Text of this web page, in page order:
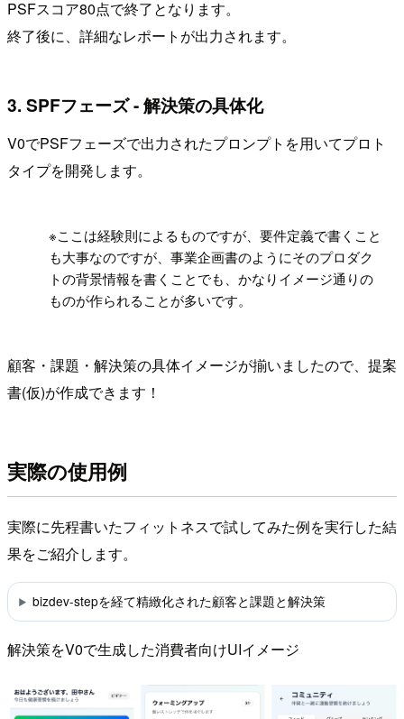
PSFスコア80点で終了となります。
終了後に、詳細なレポートが出力されます。
3. SPFフェーズ - 解決策の具体化
V0でPSFフェーズで出力されたプロンプトを用いてプロト
タイプを開発します。
※ここは経験則によるものですが、要件定義で書くこと
も大事なのですが、事業企画書のようにそのプロダク
トの背景情報を書くことでも、かなりイメージ通りの
ものが作られることが多いです。
顧客・課題・解決策の具体イメージが揃いましたので、提案
書(仮)が作成できます！
実際の使用例
実際に先程書いたフィットネスで試してみた例を実行した結
果をご紹介します。
bizdev-stepを経て精緻化された顧客と課題と解決策
解決策をV0で生成した消費者向けUIイメージ